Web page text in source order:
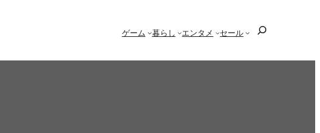
ゲーム 暮らし エンタメ セール